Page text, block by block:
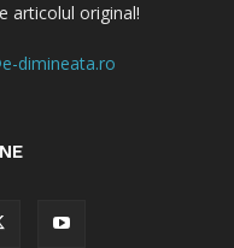
articolul original!
dimineata.ro